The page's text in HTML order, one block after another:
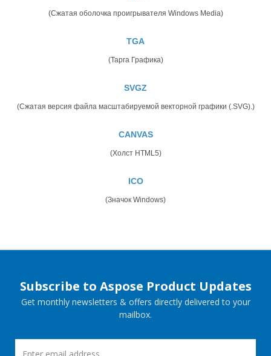
(Сжатая оболочка проигрывателя Windows Media)
TGA
(Тарга Графика)
SVGZ
(Сжатая версия файла масштабируемой векторной графики (.SVG).)
CANVAS
(Холст HTML5)
ICO
(Значок Windows)
Subscribe to Aspose Product Updates
Get monthly newsletters & offers directly delivered to your
mailbox.